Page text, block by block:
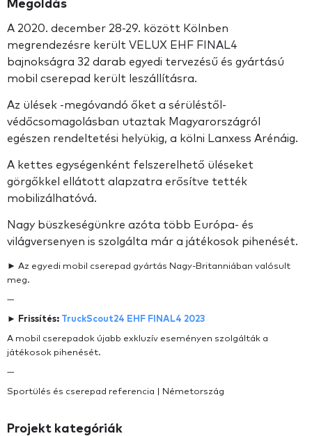
Megoldás
A 2020. december 28-29. között Kölnben
megrendezésre került VELUX EHF FINAL4
bajnokságra 32 darab egyedi tervezésű és gyártású
mobil cserepad került leszállításra.
Az ülések -megóvandó őket a sérüléstől-
védőcsomagolásban utaztak Magyarországról
egészen rendeltetési helyükig, a kölni Lanxess Arénáig.
A kettes egységenként felszerelhető üléseket
görgőkkel ellátott alapzatra erősítve tették
mobilizálhatóvá.
Nagy büszkeségünkre azóta több Európa- és
világversenyen is szolgálta már a játékosok pihenését.
► Az egyedi mobil cserepad gyártás Nagy-Britanniában valósult
meg.
—
► Frissítés: TruckScout24 EHF FINAL4 2023
A mobil cserepadok újabb exkluzív eseményen szolgálták a
játékosok pihenését.
—
Sportülés és cserepad referencia | Németország
Projekt kategóriák